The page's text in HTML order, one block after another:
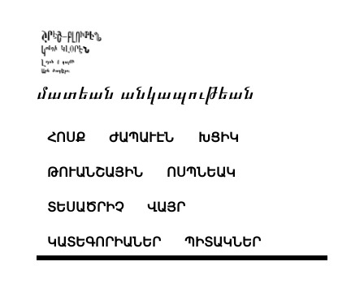
մատեան անկապութեան
ՀՈՍՔ ԺԱՊԱՒԷՆ ԽՑԻԿ
ԹՈՒԱՆՇԱՅԻՆ ՈՍՊՆԵԱԿ
ՏԵՍԱԾՐԻՉ ՎԱՅՐ
ԿԱՏԵԳՈՐԻԱՆԵՐ ՊԻՏԱԿՆԵՐ